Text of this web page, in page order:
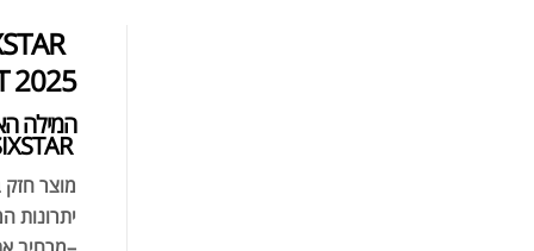
2025
המילה
EXPLOSION SIXSTAR
מוצר חזק
יתרונות